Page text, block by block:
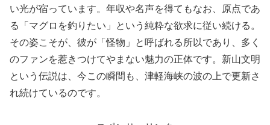
い光が宿っています。年収や名声を得てもなお、原点であ
る「マグロを釣りたい」という純粋な欲求に従い続ける。
その姿こそが、彼が「怪物」と呼ばれる所以であり、多く
のファンを惹きつけてやまない魅力の正体です。新山文明
という伝説は、今この瞬間も、津軽海峡の波の上で更新さ
れ続けているのです。